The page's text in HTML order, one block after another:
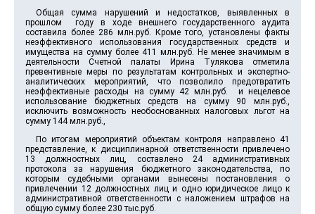
Общая сумма нарушений и недостатков, выявленных в
прошлом году в ходе внешнего государственного аудита
составила более 286 млн.руб. Кроме того, установлены факты
неэффективного использования государственных средств и
имущества на сумму более 411 млн.руб. Не менее значимым в
деятельности Счетной палаты Ирина Тулякова отметила
превентивные меры по результатам контрольных и экспертно-
аналитических мероприятий, что позволило предотвратить
неэффективные расходы на сумму 42 млн.руб. и нецелевое
использование бюджетных средств на сумму 90 млн.руб.,
исключить возможность необоснованных налоговых льгот на
сумму 144 млн.руб.,
По итогам мероприятий объектам контроля направлено 41
представление, к дисциплинарной ответственности привлечено
13 должностных лиц, составлено 24 административных
протокола за нарушения бюджетного законодательства, по
которым судебными органами вынесены постановления о
привлечении 12 должностных лиц и одно юридическое лицо к
административной ответственности с наложением штрафов на
общую сумму более 230 тыс.руб.